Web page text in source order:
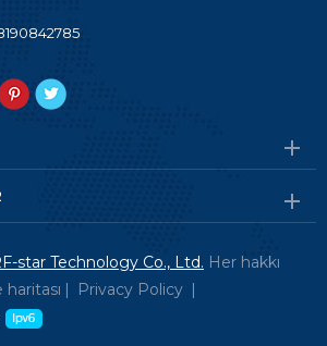
star Technology Co., Ltd. Her hakkı
haritası | Privacy Policy |